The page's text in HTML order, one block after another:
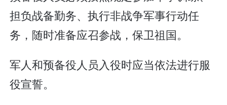
担负战备勤务、执行非战争军事行动任
务，随时准备应召参战，保卫祖国。
军人和预备役人员入役时应当依法进行服
役宣誓。